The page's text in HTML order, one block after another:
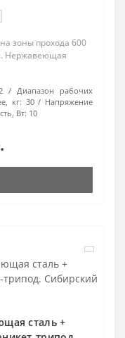
зоны прохода 600
Нержавеющая
Диапазон рабочих
кг: 30
Напряжение
Вт: 10
сталь +